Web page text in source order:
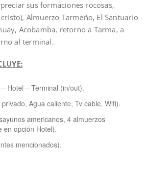
sus formaciones rocosas,
Almuerzo Tarmeño, El Santuario
Acobamba, retorno a Tarma, a
al terminal.
Hotel – Terminal (in/out).
Agua caliente, Tv cable, Wifi).
americanos, 4 almuerzos
en opción Hotel).
mencionados).